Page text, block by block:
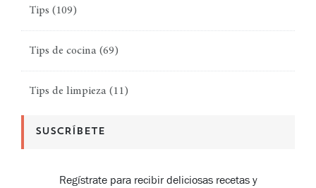
Tips (109)
Tips de cocina (69)
Tips de limpieza (11)
SUSCRÍBETE
Regístrate para recibir deliciosas recetas y